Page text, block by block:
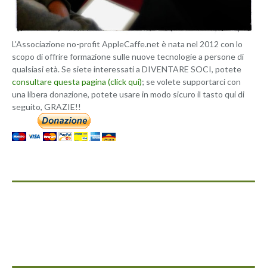
L'Associazione no-profit AppleCaffe.net è nata nel 2012 con lo
scopo di offrire formazione sulle nuove tecnologie a persone di
qualsiasi età. Se siete interessati a DIVENTARE SOCI, potete
consultare questa pagina (click qui); se volete supportarci con
una libera donazione, potete usare in modo sicuro il tasto qui di
seguito, GRAZIE!!